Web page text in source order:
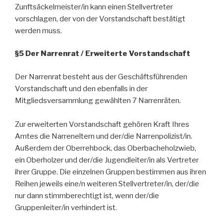
Zunftsäckelmeister/in kann einen Stellvertreter
vorschlagen, der von der Vorstandschaft bestätigt
werden muss.
§5 Der Narrenrat / Erweiterte Vorstandschaft
Der Narrenrat besteht aus der Geschäftsführenden
Vorstandschaft und den ebenfalls in der
Mitgliedsversammlung gewählten 7 Narrenräten.
Zur erweiterten Vorstandschaft gehören Kraft Ihres
Amtes die Narreneltern und der/die Narrenpolizist/in.
Außerdem der Oberrehbock, das Oberbacheholzwieb,
ein Oberholzer und der/die Jugendleiter/in als Vertreter
ihrer Gruppe. Die einzelnen Gruppen bestimmen aus ihren
Reihen jeweils eine/n weiteren Stellvertreter/in, der/die
nur dann stimmberechtigt ist, wenn der/die
Gruppenleiter/in verhindert ist.